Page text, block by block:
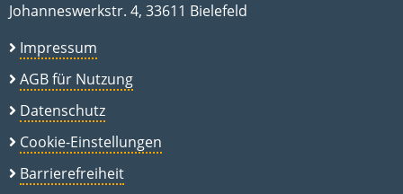
Johanneswerkstr. 4, 33611 Bielefeld
Impressum
AGB für Nutzung
Datenschutz
Cookie-Einstellungen
Barrierefreiheit